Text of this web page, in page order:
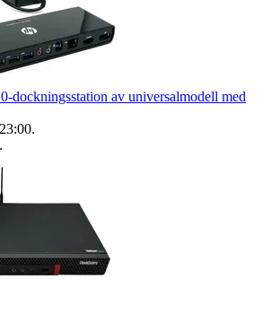
dockningsstation av universalmodell med
.
.